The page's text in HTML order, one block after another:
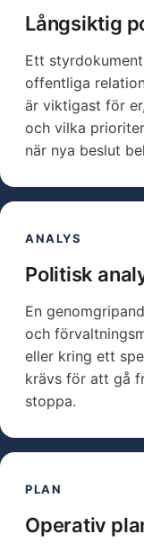
Långsiktig
Ett
offentliga
är viktigast för
och vilka
när nya beslut
ANALYS
Politisk
En
och
eller kring ett
krävs för att gå
stoppa.
PLAN
Operativ